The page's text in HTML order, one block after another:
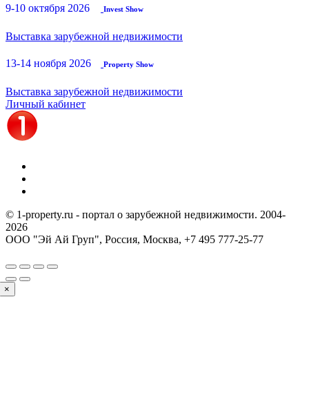
9-10 октября 2026 Invest Show
Выставка зарубежной недвижимости
13-14 ноября 2026 Property Show
Выставка зарубежной недвижимости
Личный кабинет
© 1-property.ru - портал о зарубежной недвижимости. 2004-
2026
ООО "Эй Ай Груп", Россия, Москва, +7 495 777-25-77
×